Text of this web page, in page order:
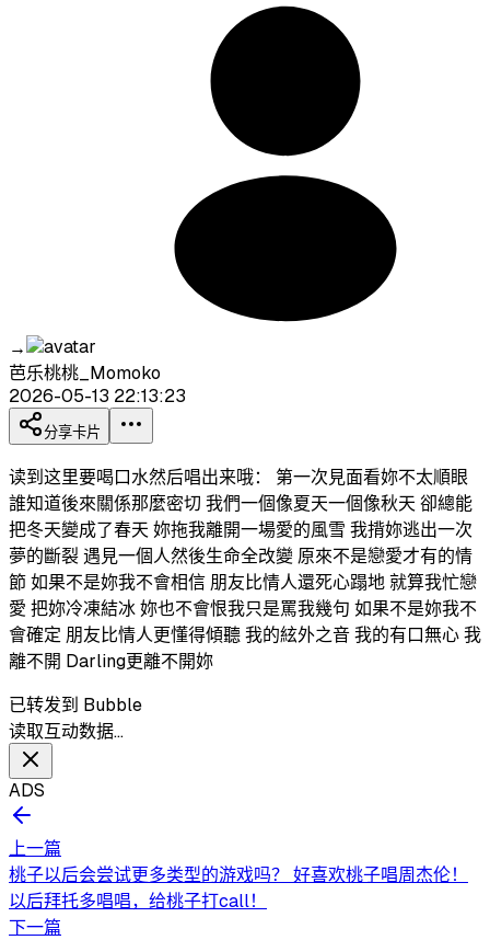
→
芭乐桃桃_Momoko
2026-05-13 22:13:23
分享卡片
读到这里要喝口水然后唱出来哦： 第一次見面看妳不太順眼
誰知道後來關係那麼密切 我們一個像夏天一個像秋天 卻總能
把冬天變成了春天 妳拖我離開一場愛的風雪 我揹妳逃出一次
夢的斷裂 遇見一個人然後生命全改變 原來不是戀愛才有的情
節 如果不是妳我不會相信 朋友比情人還死心蹋地 就算我忙戀
愛 把妳冷凍結冰 妳也不會恨我只是罵我幾句 如果不是妳我不
會確定 朋友比情人更懂得傾聽 我的絃外之音 我的有口無心 我
離不開 Darling更離不開妳
已转发到 Bubble
读取互动数据…
ADS
上一篇
桃子以后会尝试更多类型的游戏吗？ 好喜欢桃子唱周杰伦！
以后拜托多唱唱，给桃子打call！
下一篇